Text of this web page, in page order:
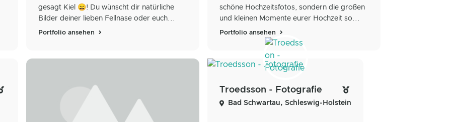
gesagt Kiel 😄! Du wünscht dir natürliche
Bilder deiner lieben Fellnase oder euch...
Portfolio ansehen
schöne Hochzeitsfotos, sondern die großen
und kleinen Momente eurer Hochzeit so...
Portfolio ansehen
Troedsson - Fotografie
Bad Schwartau, Schleswig-Holstein